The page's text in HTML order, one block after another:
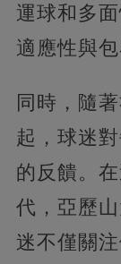
運球和多
適應性與
同時，隨
起，球迷
的反饋。
代，亞歷
迷不僅關